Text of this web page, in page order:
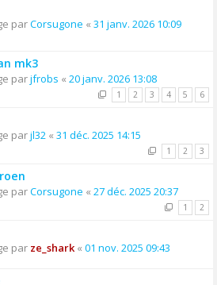
parCorsugone « 31 janv. 2026 10:09
mk3
parjfrobs « 20 janv. 2026 13:08
1 2 3 4 5 6
parjl32 « 31 déc. 2025 14:15
1 2 3
parCorsugone « 27 déc. 2025 20:37
1 2
par ze_shark« 01 nov. 2025 09:43